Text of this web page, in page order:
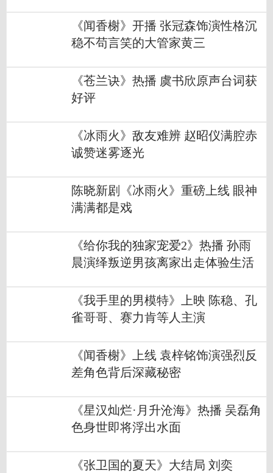
《闻香榭》开播 张冠森饰演性格沉
稳不苟言笑的大管家黄三
《苍兰诀》热播 虞书欣原声台词获
好评
《冰雨火》敌友难辨 赵昭仪满腔赤
诚赞迷雾逐光
陈晓新剧《冰雨火》重磅上线 眼神
满满都是戏
《给你我的独家宠爱2》热播 孙雨
晨演绎叛逆男孩离家出走体验生活
《我手里的男模特》上映 陈稳、孔
雀哥哥、赛力肯等人主演
《闻香榭》上线 袁梓铭饰演强烈反
差角色背后深藏秘密
《星汉灿烂·月升沧海》热播 吴磊角
色身世即将浮出水面
《张卫国的夏天》大结局 刘奕